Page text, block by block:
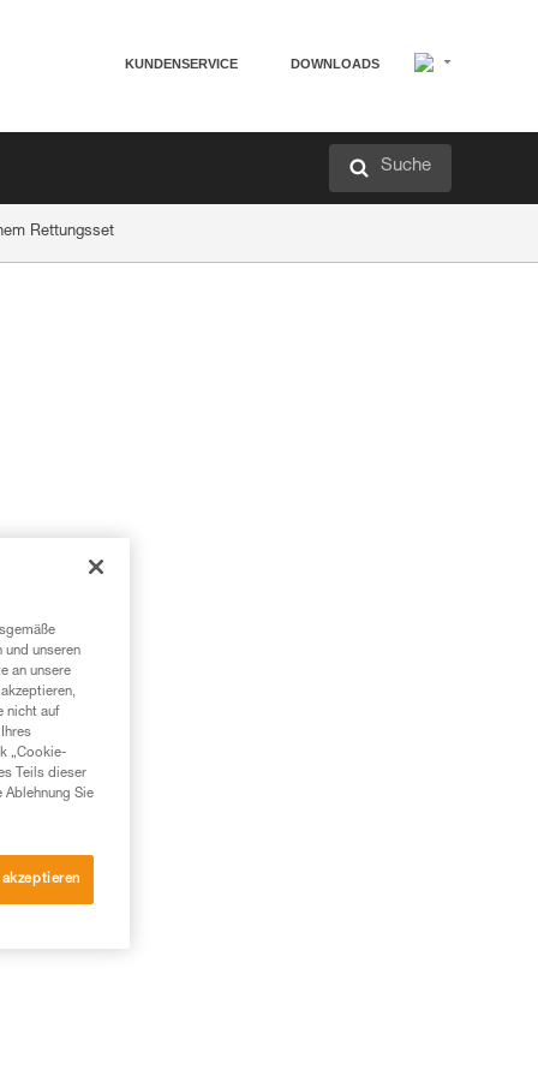
KUNDENSERVICE DOWNLOADS
Suche
Rettungsset
und unseren
an unsere
nicht auf
„Cookie-
Teils dieser
Ablehnung Sie